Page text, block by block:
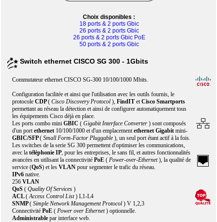
Choix disponibles :
18 ports & 2 ports Gbic
26 ports & 2 ports Gbic
26 ports & 2 ports Gbic PoE
50 ports & 2 ports Gbic
Switch ethernet CISCO SG 300 - 1Gbits
Commutateur ethernet CISCO SG-300 10/100/1000 Mbits.
Configuration facilitée et ainsi que l'utilisation avec les outils fournis, le
protocoleCDP(Cisco Discovery Protocol ),FindITetCisco Smartports
permettant au réseau la détection et ainsi de configurer automatiquement tous
les équipements Cisco déjà en place.
Les ports combo miniGBIC( Gigabit Interface Converter) sont composés
d'un portethernet 10/100/1000 et d'un emplacementethernet Gigabit mini-
GBIC/SFP(Small Form-Factor Pluggable), un seul port étant actif à la fois.
Les switches de la serie SG 300 permettent d'optimiser les communications,
avec latéléphonie IP, pour les entreprises, le sans fil, et autres fonctionnalités
avancées en utilisant la connectivitéPoE(Power-over-Ethernet), la qualité de
service (QoS) et lesVLANpour segmenter le trafic du réseau.
IPv6native.
256VLAN
QoS(Quality Of Services )
ACL(Access Control List) L1-L4
SNMP(Simple Network Management Protocol ) V 1,2,3
ConnectivitéPoE(Power over Ethernet) optionnelle.
Administrablepar interface web.